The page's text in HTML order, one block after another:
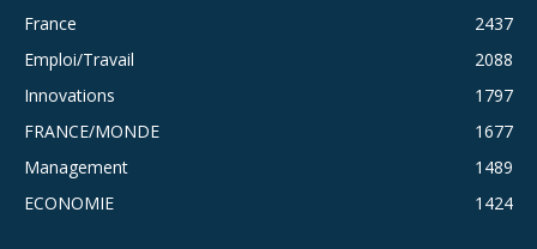
France
2437
Emploi/Travail
2088
Innovations
1797
FRANCE/MONDE
1677
Management
1489
ECONOMIE
1424